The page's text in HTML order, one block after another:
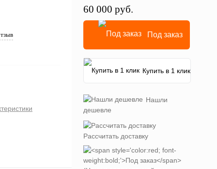
60 000 руб.
Под заказ
Купить в 1 клик
Нашли
дешевле
Рассчитать доставку